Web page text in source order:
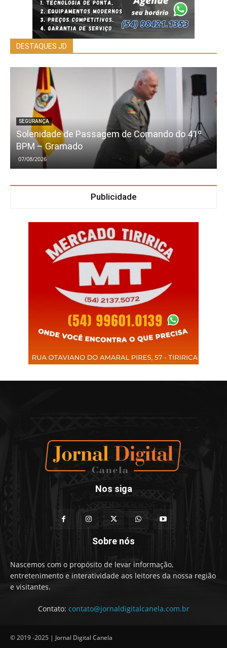
DESTAQUES JD
SEGURANÇA
Solenidade de Passagem de Comando do 41º
BPM – Gramado
07/08/2026
Publicidade
Nos siga
Sobre nós
Nascemos com o propósito de levar informação,
entretenimento e interatividade aos leitores da nossa região
e visitantes.
Contato: contato@jornaldigitalcanela.com.br
© 2019 -2025 | Jornal Digital Canela